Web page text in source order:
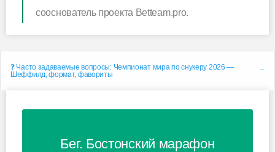
сооснователь проекта Betteam.pro.
❓ Часто задаваемые вопросы: Чемпионат мира по снукеру 2026 —
Шеффилд, формат, фавориты
Бег. Бостонский марафон